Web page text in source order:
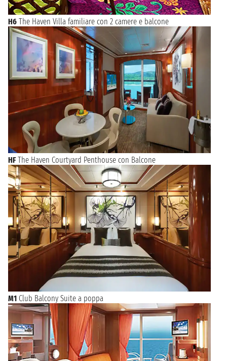
H6 The Haven Villa familiare con 2 camere e balcone
HF The Haven Courtyard Penthouse con Balcone
M1 Club Balcony Suite a poppa